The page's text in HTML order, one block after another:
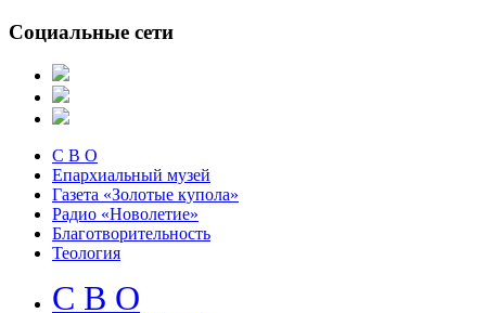
Социальные сети
С В О
Епархиальный музей
Газета «Золотые купола»
Радио «Новолетие»
Благотворительность
Теология
С В О